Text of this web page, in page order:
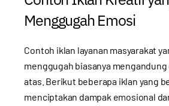
Menggugah Emosi
Contoh iklan layanan masyarakat
menggugah biasanya
atas. Berikut beberapa iklan yang
menciptakan dampak emosional